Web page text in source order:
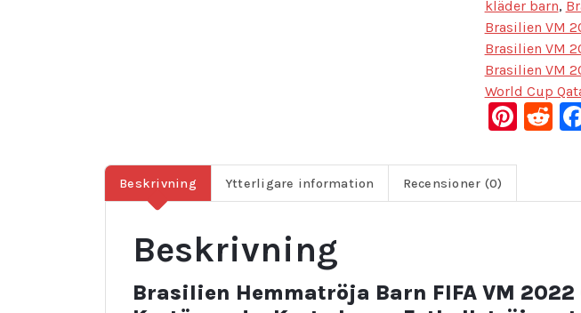
kläder barn,
Brasilien VM
Brasilien VM
Brasilien VM
World Cup
Beskrivning Ytterligare information Recensioner (0)
Beskrivning
Brasilien Hemmatröja Barn FIFA VM 2022